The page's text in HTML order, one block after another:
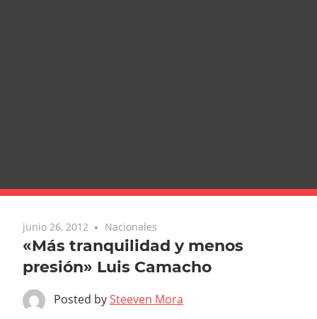
junio 26, 2012 Nacionales
«Más tranquilidad y menos
presión» Luis Camacho
Posted bySteeven Mora